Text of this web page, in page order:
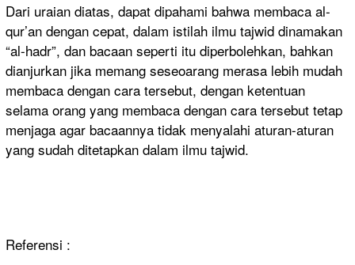
Dari uraian diatas, dapat dipahami bahwa membaca al-
qur’an dengan cepat, dalam istilah ilmu tajwid dinamakan
“al-hadr”, dan bacaan seperti itu diperbolehkan, bahkan
dianjurkan jika memang seseoarang merasa lebih mudah
membaca dengan cara tersebut, dengan ketentuan
selama orang yang membaca dengan cara tersebut tetap
menjaga agar bacaannya tidak menyalahi aturan-aturan
yang sudah ditetapkan dalam ilmu tajwid.
Referensi :